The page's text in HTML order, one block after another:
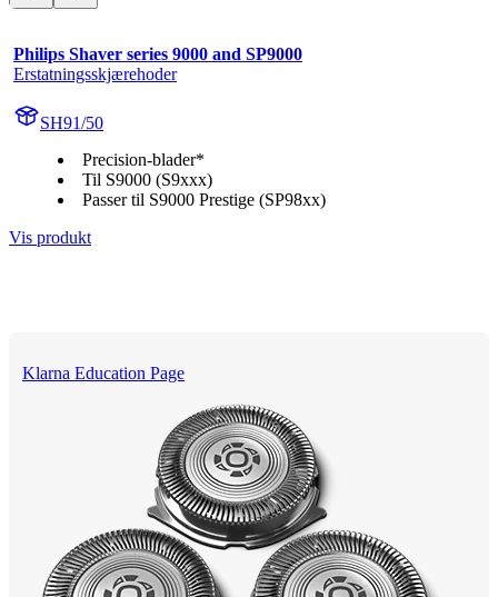
Philips Shaver series 9000 and SP9000
Erstatningsskjærehoder
SH91/50
Precision-blader*
Til S9000 (S9xxx)
Passer til S9000 Prestige (SP98xx)
Vis produkt
Klarna Education Page